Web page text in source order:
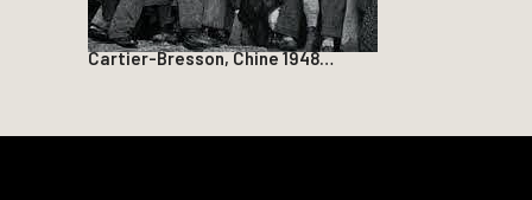
Cartier-Bresson, Chine 1948…